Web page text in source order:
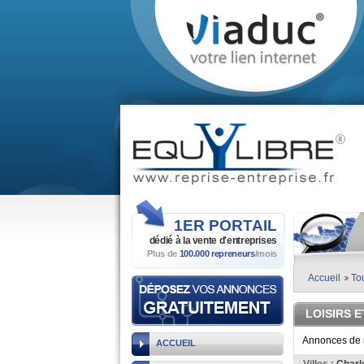
1ER PORTAIL
dédié à la vente d'entreprises
Plus de 100.000 repreneurs/mois
ACCUEIL
Accueil
LOISIRS
Annonces de